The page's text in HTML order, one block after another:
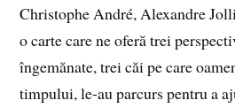
Christophe André, Alexandre
o carte care ne oferă trei
îngemănate, trei căi pe care
timpului, le-au parcurs pentru a